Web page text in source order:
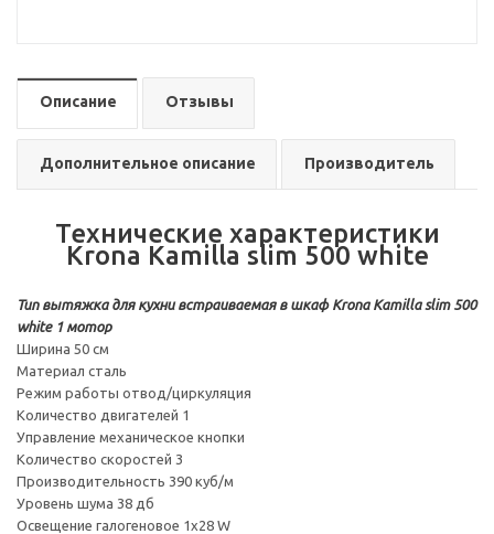
Описание Отзывы
Дополнительное описание Производитель
Технические характеристики
Krona Kamilla slim 500 white
Тип вытяжка для кухни встраиваемая в шкаф Krona Kamilla slim 500
white 1 мотор
Ширина 50 см
Материал сталь
Режим работы отвод/циркуляция
Количество двигателей 1
Управление механическое кнопки
Количество скоростей 3
Производительность 390 куб/м
Уровень шума 38 дб
Освещение галогеновое 1х28 W